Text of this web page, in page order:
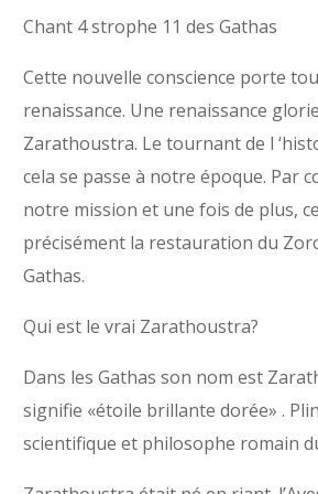
Chant 4 strophe 11 des Gathas
Cette nouvelle conscience porte
renaissance. Une renaissance
Zarathoustra. Le tournant de l
cela se passe à notre époque. Par
notre mission et une fois de plus,
précisément la restauration du
Gathas.
Qui est le vrai Zarathoustra?
Dans les Gathas son nom est
signifie «étoile brillante dorée» .
scientifique et philosophe romain